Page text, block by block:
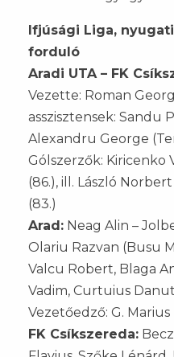
Ifjúsági Liga,
forduló
Aradi UTA – FK
Vezette: Roman
asszisztensek: Sandu
Alexandru George
Gólszerzők: Kiricenko
(86.), ill. László
(83.)
Arad: Neag Alin –
Olariu Razvan (Busu
Valcu Robert, Blaga
Vadim, Curtuius
Vezetőedző: G. Marius
FK Csíkszereda: